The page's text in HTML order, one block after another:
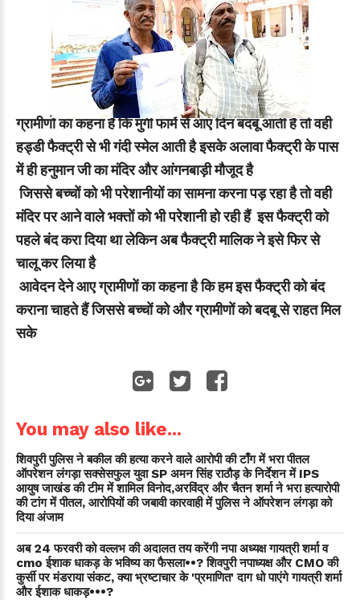
ग्रामीणों का कहना है कि मुर्गी फार्म से आए दिन बदबू आती है तो वही
हड्डी फैक्ट्री से भी गंदी स्मेल आती है इसके अलावा फैक्ट्री के पास
में ही हनुमान जी का मंदिर और आंगनबाड़ी मौजूद है
जिससे बच्चों को भी परेशानीयों का सामना करना पड़ रहा है तो वही
मंदिर पर आने वाले भक्तों को भी परेशानी हो रही हैं इस फैक्ट्री को
पहले बंद करा दिया था लेकिन अब फैक्ट्री मालिक ने इसे फिर से
चालू कर लिया है
आवेदन देने आए ग्रामीणों का कहना है कि हम इस फैक्ट्री को बंद
कराना चाहते हैं जिससे बच्चों को और ग्रामीणों को बदबू से राहत मिल
सके
You may also like...
शिवपुरी पुलिस ने बकील की हत्या करने वाले आरोपी की टाँग में भरा पीतल
ऑपरेशन लंगड़ा सक्सेसफुल युवा SP अमन सिंह राठौड़ के निर्देशन में IPS
आयुष जाखंड की टीम में शामिल विनोद,अरविंद्र और चैतन शर्मा ने भरा हत्यारोपी
की टांग में पीतल, आरोपियों की जबावी कारवाही में पुलिस ने ऑपरेशन लंगड़ा को
दिया अंजाम
अब 24 फरवरी को वल्लभ की अदालत तय करेंगी नपा अध्यक्ष गायत्री शर्मा व
cmo ईशाक धाकड़ के भविष्य का फैसला••? शिवपुरी नपाध्यक्ष और CMO की
कुर्सी पर मंडराया संकट, क्या भ्रष्टाचार के 'प्रमाणित' दाग धो पाएंगे गायत्री शर्मा
और ईशाक धाकड़•••?